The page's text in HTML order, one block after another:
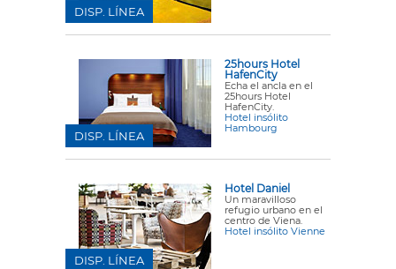
DISP. LÍNEA
25hours Hotel
HafenCity
Echa el ancla en el
25hours Hotel
HafenCity.
Hotel insólito
Hambourg
DISP. LÍNEA
Hotel Daniel
Un maravilloso
refugio urbano en el
centro de Viena.
Hotel insólito Vienne
DISP. LÍNEA